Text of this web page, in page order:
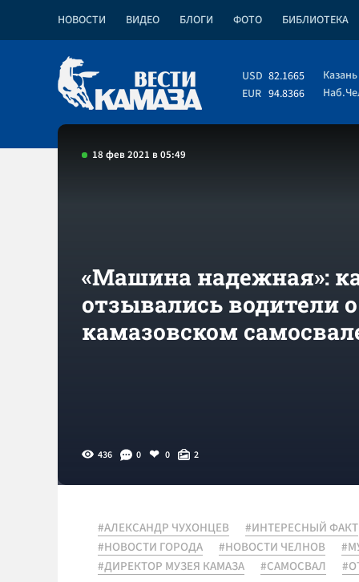
НОВОСТИ ВИДЕО БЛОГИ ФОТО БИБЛИОТЕКА
USD 82.1665
EUR 94.8366
Казань
18 фев 2021 в 05:49
«Машина надежная»:
отзывались водители
камазовском
436 0 0 2
#АЛЕКСАНДР ЧУХОНЦЕВ #ИНТЕРЕСНЫЙ ФАКТ
#НОВОСТИ ГОРОДА
#НОВОСТИ ЧЕЛНОВ
#ДИРЕКТОР МУЗЕЯ КАМАЗА
#САМОСВАЛ